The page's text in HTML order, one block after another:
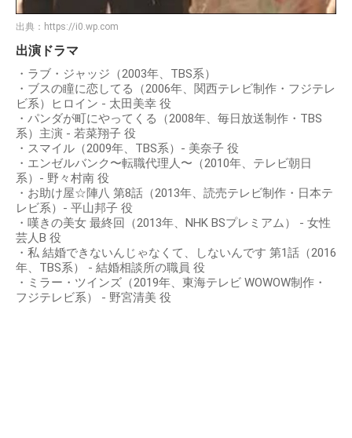
出典： https://i0.wp.com
出演ドラマ
・ラブ・ジャッジ（2003年、TBS系）
・ブスの瞳に恋してる（2006年、関西テレビ制作・フジテレ
ビ系）ヒロイン - 太田美幸 役
・パンダが町にやってくる（2008年、毎日放送制作・TBS
系）主演 - 若菜翔子 役
・スマイル（2009年、TBS系）- 美奈子 役
・エンゼルバンク〜転職代理人〜（2010年、テレビ朝日
系）- 野々村南 役
・お助け屋☆陣八 第8話（2013年、読売テレビ制作・日本テ
レビ系）- 平山邦子 役
・嘆きの美女 最終回（2013年、NHK BSプレミアム） - 女性
芸人B 役
・私 結婚できないんじゃなくて、しないんです 第1話（2016
年、TBS系） - 結婚相談所の職員 役
・ミラー・ツインズ（2019年、東海テレビ WOWOW制作・
フジテレビ系） - 野宮清美 役